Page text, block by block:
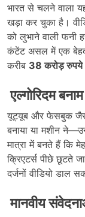
भारत से चलने वाला
खड़ा कर चुका है।
को लुभाने वाली फनी
कंटेंट असल में एक बेहद
करीब 38 करोड़ रुपये
एल्गोरिदम
यूट्यूब और फेसबुक जैसे
बनाया या मशीन
मात्रा में बनते हैं कि
क्रिएटर्स पीछे छूटते
दर्जनों वीडियो डाल
मानवीय